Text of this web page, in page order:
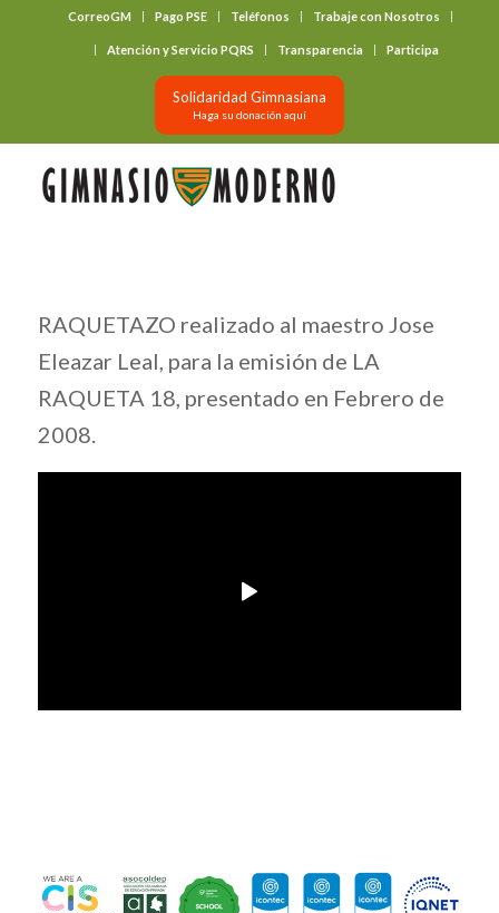
CorreoGM Pago PSE Teléfonos Trabaje con Nosotros
Atención y Servicio PQRS Transparencia Participa
Solidaridad Gimnasiana
Haga su donación aquí
RAQUETAZO realizado al maestro Jose
Eleazar Leal, para la emisión de LA
RAQUETA 18, presentado en Febrero de
2008.